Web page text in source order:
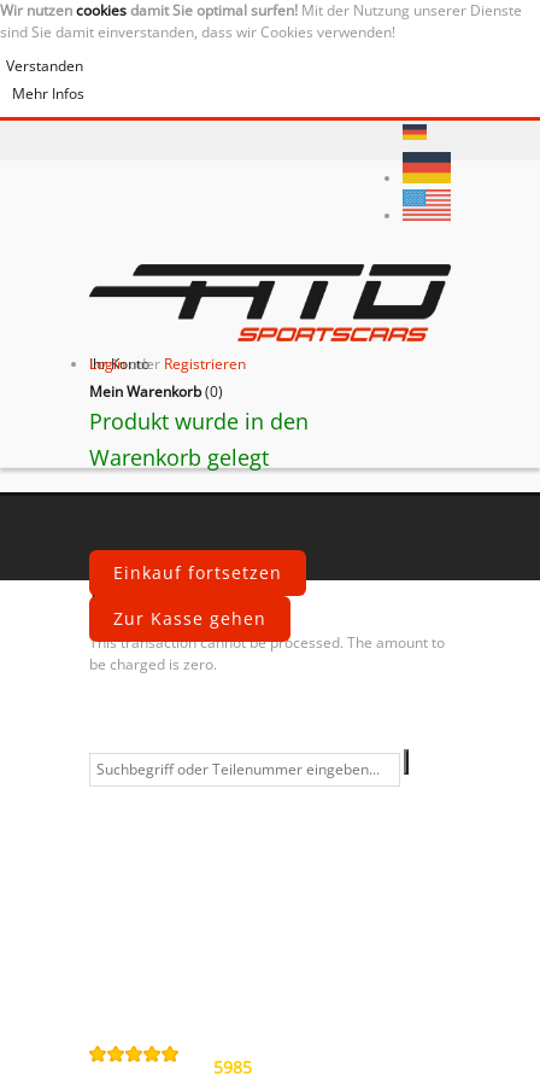
Wir nutzencookiesdamit Sie optimal surfen! Mit der Nutzung unserer Dienste
sind Sie damit einverstanden, dass wir Cookies verwenden!
Verstanden
Mehr Infos
Ihr Konto
Loginoder Registrieren
Mein Warenkorb(0)
Produkt wurde in den
Warenkorb gelegt
Einkauf fortsetzen
Zur Kasse gehen
Fehler
This transaction cannot be processed. The amount to
be charged is zero.
Kontakt
Allgemeine
/5
5985